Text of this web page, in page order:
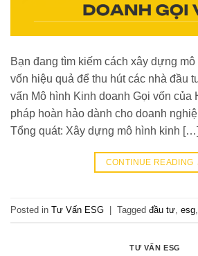
Bạn đang tìm kiếm cách xây dựng
vốn hiệu quả để thu hút các nhà đầu
vấn Mô hình Kinh doanh Gọi vốn của
pháp hoàn hảo dành cho doanh
Tổng quát: Xây dựng mô hình kinh […]
CONTINUE READING
Posted in Tư Vấn ESG | Tagged đầu tư esg
TƯ VẤN ESG